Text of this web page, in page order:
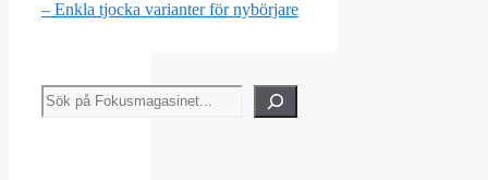
– Enkla tjocka varianter för nybörjare
Sök